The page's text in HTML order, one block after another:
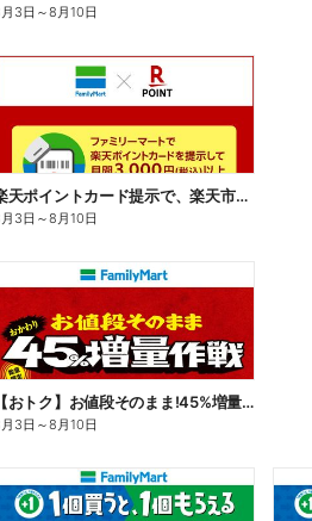
3日 ～8月10日
楽天ポイントカード提示で、楽天市場でのお買い物がおトクに!
3日 ～8月10日
【おトク】お値段そのまま!45%増量作戦!
3日 ～8月10日